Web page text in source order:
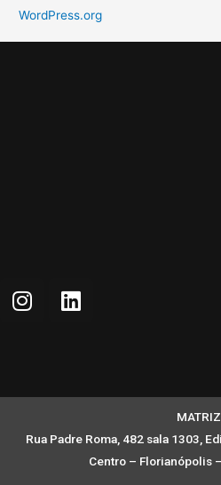
WordPress.org
MATRIZ
Rua Padre Roma, 482 sala 1303,
Centro – Florianópolis